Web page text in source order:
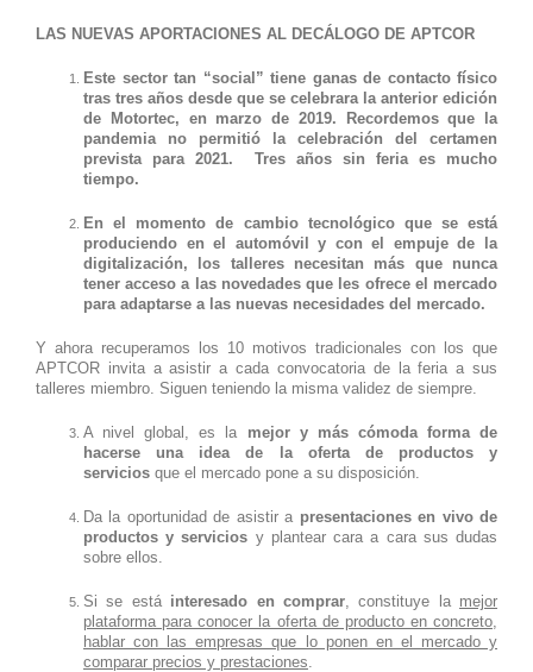
LAS NUEVAS APORTACIONES AL DECÁLOGO DE APTCOR
Este sector tan “social” tiene ganas de contacto físico
tras tres años desde que se celebrara la anterior edición
de Motortec, en marzo de 2019. Recordemos que la
pandemia no permitió la celebración del certamen
prevista para 2021. Tres años sin feria es mucho
tiempo.
En el momento de cambio tecnológico que se está
produciendo en el automóvil y con el empuje de la
digitalización, los talleres necesitan más que nunca
tener acceso a las novedades que les ofrece el mercado
para adaptarse a las nuevas necesidades del mercado.
Y ahora recuperamos los 10 motivos tradicionales con los que
APTCOR invita a asistir a cada convocatoria de la feria a sus
talleres miembro. Siguen teniendo la misma validez de siempre.
A nivel global, es la mejor y más cómoda forma de
hacerse una idea de la oferta de productos y
servicios que el mercado pone a su disposición.
Da la oportunidad de asistir a presentaciones en vivo de
productos y servicios y plantear cara a cara sus dudas
sobre ellos.
Si se está interesado en comprar, constituye la mejor
plataforma para conocer la oferta de producto en concreto,
hablar con las empresas que lo ponen en el mercado y
comparar precios y prestaciones